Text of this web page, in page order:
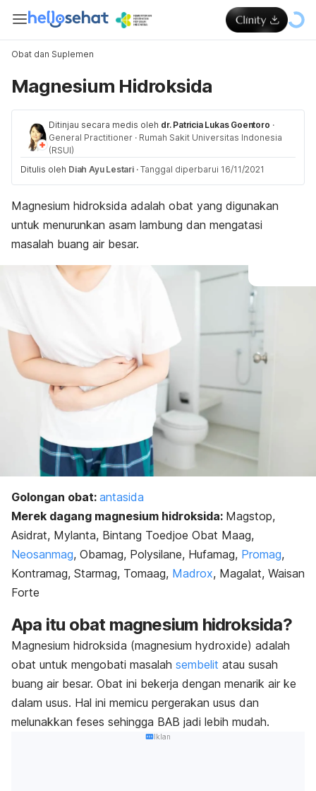
Obat dan Suplemen
Magnesium Hidroksida
Ditinjau secara medis oleh dr. Patricia Lukas Goentoro ·
General Practitioner · Rumah Sakit Universitas Indonesia
(RSUI)
Ditulis oleh Diah Ayu Lestari · Tanggal diperbarui 16/11/2021
Magnesium hidroksida adalah obat yang digunakan
untuk menurunkan asam lambung dan mengatasi
masalah buang air besar.
Golongan obat: antasida
Merek dagang magnesium hidroksida: Magstop,
Asidrat, Mylanta, Bintang Toedjoe Obat Maag,
Neosanmag, Obamag, Polysilane, Hufamag, Promag,
Kontramag, Starmag, Tomaag, Madrox, Magalat, Waisan
Forte
Apa itu obat magnesium hidroksida?
Magnesium hidroksida (magnesium hydroxide) adalah
obat untuk mengobati masalah sembelit atau susah
buang air besar. Obat ini bekerja dengan menarik air ke
dalam usus. Hal ini memicu pergerakan usus dan
melunakkan feses sehingga BAB jadi lebih mudah.
Iklan